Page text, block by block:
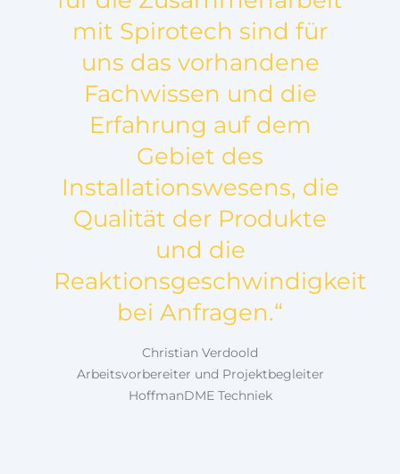
mit Spirotech sind für
uns das vorhandene
Fachwissen und die
Erfahrung auf dem
Gebiet des
Installationswesens, die
Qualität der Produkte
und die
Reaktionsgeschwindigkeit
bei Anfragen.“
Christian Verdoold
Arbeitsvorbereiter und Projektbegleiter
HoffmanDME Techniek